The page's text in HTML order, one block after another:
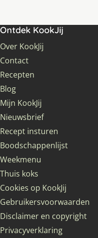
Ontdek KookJij
Over KookJij
Contact
Recepten
Blog
Mijn KookJij
Nieuwsbrief
Recept insturen
Boodschappenlijst
Weekmenu
Thuis koks
Cookies op KookJij
Gebruikersvoorwaarden
Disclaimer en copyright
Privacyverklaring